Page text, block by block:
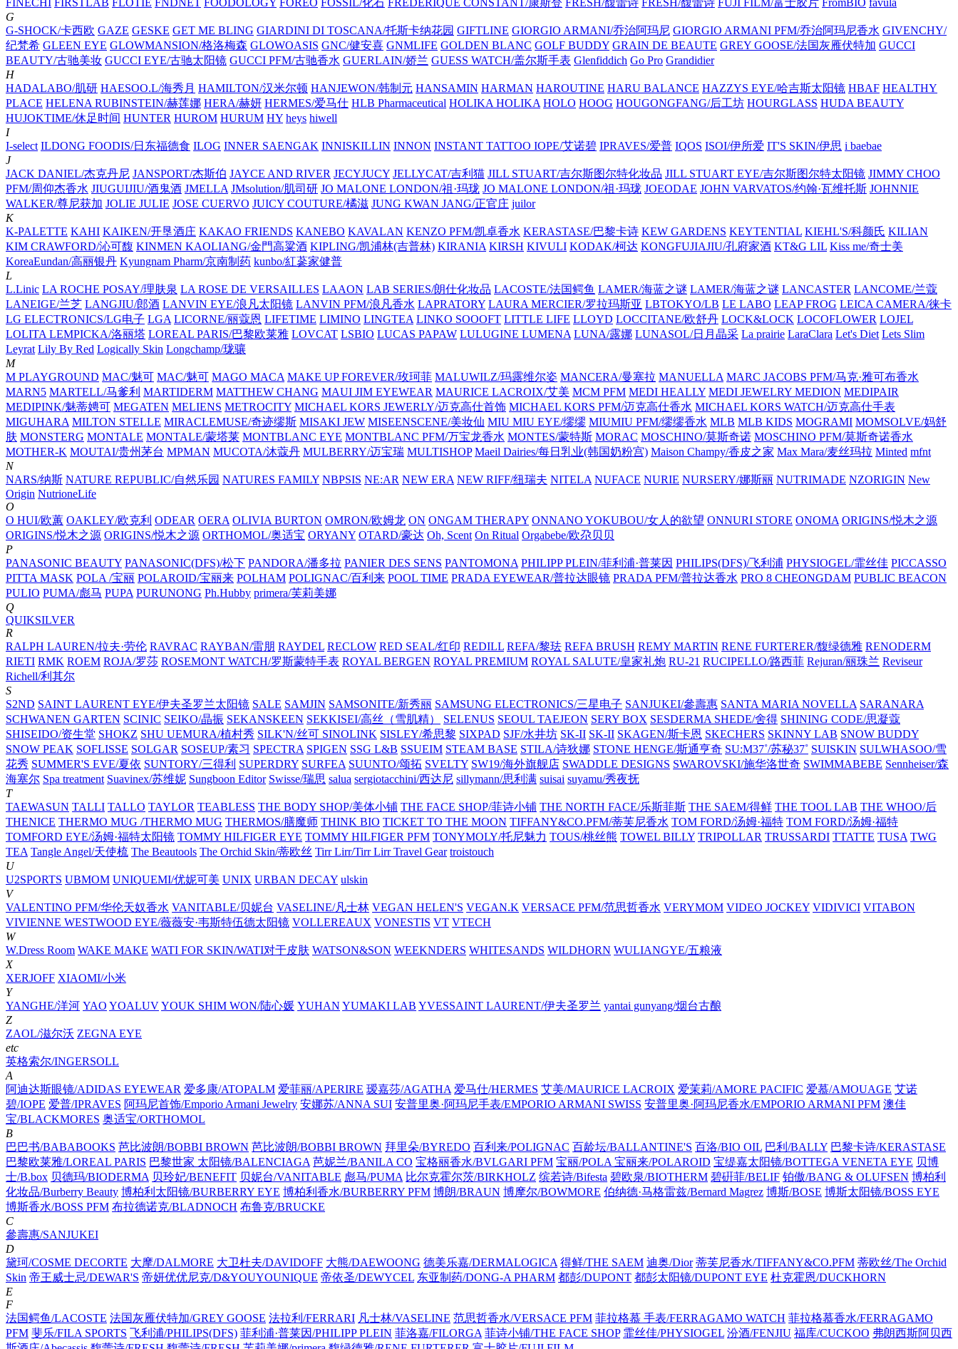
FINECHI FIRSTLAB FLOTIE FNDNET FOODOLOGY FOREO FOSSIL/化石 FREDERIQUE CONSTANT/康斯登 FRESH/馥蕾诗 FRESH/馥蕾诗 FUJI FILM/富士胶片 FromBIO favula
G
G-SHOCK/卡西欧 GAZE GESKE GET ME BLING GIARDINI DI TOSCANA/托斯卡纳花园 GIFTLINE GIORGIO ARMANI/乔治阿玛尼 GIORGIO ARMANI PFM/乔治阿玛尼香水 GIVENCHY/
纪梵希 GLEEN EYE GLOWMANSION/格洛梅森 GLOWOASIS GNC/健安喜 GNMLIFE GOLDEN BLANC GOLF BUDDY GRAIN DE BEAUTE GREY GOOSE/法国灰雁伏特加 GUCCI
BEAUTY/古驰美妆 GUCCI EYE/古驰太阳镜 GUCCI PFM/古驰香水 GUERLAIN/娇兰 GUESS WATCH/盖尔斯手表 Glenfiddich Go Pro Grandidier
H
HADALABO/肌研 HAESOO.L/海秀月 HAMILTON/汉米尔顿 HANJEWON/韩制元 HANSAMIN HARMAN HAROUTINE HARU BALANCE HAZZYS EYE/哈吉斯太阳镜 HBAF HEALTHY
PLACE HELENA RUBINSTEIN/赫莲娜 HERA/赫妍 HERMES/爱马仕 HLB Pharmaceutical HOLIKA HOLIKA HOLO HOOG HOUGONGFANG/后工坊 HOURGLASS HUDA BEAUTY
HUJOKTIME/休足时间 HUNTER HUROM HURUM HY heys hiwell
I
I-select ILDONG FOODIS/日东福德食 ILOG INNER SAENGAK INNISKILLIN INNON INSTANT TATTOO IOPE/艾诺碧 IPRAVES/爱普 IQOS ISOI/伊所爱 IT'S SKIN/伊思 i baebae
J
JACK DANIEL/杰克丹尼 JANSPORT/杰斯伯 JAYCE AND RIVER JECYJUCY JELLYCAT/吉利猫 JILL STUART/吉尔斯图尔特化妆品 JILL STUART EYE/吉尔斯图尔特太阳镜 JIMMY CHOO
PFM/周仰杰香水 JIUGUIJIU/酒鬼酒 JMELLA JMsolution/肌司研 JO MALONE LONDON/祖·玛珑 JO MALONE LONDON/祖·玛珑 JOEODAE JOHN VARVATOS/约翰·瓦维托斯 JOHNNIE
WALKER/尊尼获加 JOLIE JULIE JOSE CUERVO JUICY COUTURE/橘滋 JUNG KWAN JANG/正官庄 juilor
K
K-PALETTE KAHI KAIKEN/开垦酒庄 KAKAO FRIENDS KANEBO KAVALAN KENZO PFM/凯卓香水 KERASTASE/巴黎卡诗 KEW GARDENS KEYTENTIAL KIEHL'S/科颜氏 KILIAN
KIM CRAWFORD/沁可馥 KINMEN KAOLIANG/金門高粱酒 KIPLING/凯浦林(吉普林) KIRANIA KIRSH KIVULI KODAK/柯达 KONGFUJIAJIU/孔府家酒 KT&G LIL Kiss me/奇士美
KoreaEundan/高丽银丹 Kyungnam Pharm/京南制药 kunbo/紅蔘家健普
L
L.Linic LA ROCHE POSAY/理肤泉 LA ROSE DE VERSAILLES LAAON LAB SERIES/朗仕化妆品 LACOSTE/法国鳄鱼 LAMER/海蓝之谜 LAMER/海蓝之谜 LANCASTER LANCOME/兰蔻
LANEIGE/兰芝 LANGJIU/郎酒 LANVIN EYE/浪凡太阳镜 LANVIN PFM/浪凡香水 LAPRATORY LAURA MERCIER/罗拉玛斯亚 LBTOKYO/LB LE LABO LEAP FROG LEICA CAMERA/徕卡
LG ELECTRONICS/LG电子 LGA LICORNE/丽蔻恩 LIFETIME LIMINO LINGTEA LINKO SOOOFT LITTLE LIFE LLOYD LOCCITANE/欧舒丹 LOCK&LOCK LOCOFLOWER LOJEL
LOLITA LEMPICKA/洛丽塔 LOREAL PARIS/巴黎欧莱雅 LOVCAT LSBIO LUCAS PAPAW LULUGINE LUMENA LUNA/露娜 LUNASOL/日月晶采 La prairie LaraClara Let's Diet Lets Slim
Leyrat Lily By Red Logically Skin Longchamp/珑骧
M
M PLAYGROUND MAC/魅可 MAC/魅可 MAGO MACA MAKE UP FOREVER/玫珂菲 MALUWILZ/玛露维尔姿 MANCERA/曼塞拉 MANUELLA MARC JACOBS PFM/马克·雅可布香水
MARN5 MARTELL/马爹利 MARTIDERM MATTHEW CHANG MAUI JIM EYEWEAR MAURICE LACROIX/艾美 MCM PFM MEDI HEALLY MEDI JEWELRY MEDION MEDIPAIR
MEDIPINK/魅蒂娉可 MEGATEN MELIENS METROCITY MICHAEL KORS JEWERLY/迈克高仕首饰 MICHAEL KORS PFM/迈克高仕香水 MICHAEL KORS WATCH/迈克高仕手表
MIGUHARA MILTON STELLE MIRACLEMUSE/奇迹缪斯 MISAKI JEW MISEENSCENE/美妆仙 MIU MIU EYE/缪缪 MIUMIU PFM/缪缪香水 MLB MLB KIDS MOGRAMI MOMSOLVE/妈舒
肤 MONSTERG MONTALE MONTALE/蒙塔莱 MONTBLANC EYE MONTBLANC PFM/万宝龙香水 MONTES/蒙特斯 MORAC MOSCHINO/莫斯奇诺 MOSCHINO PFM/莫斯奇诺香水
MOTHER-K MOUTAI/贵州茅台 MPMAN MUCOTA/沐蔻丹 MULBERRY/迈宝瑞 MULTISHOP Maeil Dairies/每日乳业(韩国奶粉宫) Maison Champy/香皮之家 Max Mara/麦丝玛拉 Minted mfnt
N
NARS/纳斯 NATURE REPUBLIC/自然乐园 NATURES FAMILY NBPSIS NE:AR NEW ERA NEW RIFF/纽瑞夫 NITELA NUFACE NURIE NURSERY/娜斯丽 NUTRIMADE NZORIGIN New
Origin NutrioneLife
O
O HUI/欧蕙 OAKLEY/欧克利 ODEAR OERA OLIVIA BURTON OMRON/欧姆龙 ON ONGAM THERAPY ONNANO YOKUBOU/女人的欲望 ONNURI STORE ONOMA ORIGINS/悦木之源
ORIGINS/悦木之源 ORIGINS/悦木之源 ORTHOMOL/奥适宝 ORYANY OTARD/豪达 Oh, Scent On Ritual Orgabebe/欧尕贝贝
P
PANASONIC BEAUTY PANASONIC(DFS)/松下 PANDORA/潘多拉 PANIER DES SENS PANTOMONA PHILIPP PLEIN/菲利浦·普莱因 PHILIPS(DFS)/飞利浦 PHYSIOGEL/霏丝佳 PICCASSO
PITTA MASK POLA /宝丽 POLAROID/宝丽来 POLHAM POLIGNAC/百利来 POOL TIME PRADA EYEWEAR/普拉达眼镜 PRADA PFM/普拉达香水 PRO 8 CHEONGDAM PUBLIC BEACON
PULIO PUMA/彪马 PUPA PURUNONG Ph.Hubby primera/芙莉美娜
Q
QUIKSILVER
R
RALPH LAUREN/拉夫·劳伦 RAVRAC RAYBAN/雷朋 RAYDEL RECLOW RED SEAL/红印 REDILL REFA/黎珐 REFA BRUSH REMY MARTIN RENE FURTERER/馥绿德雅 RENODERM
RIETI RMK ROEM ROJA/罗莎 ROSEMONT WATCH/罗斯蒙特手表 ROYAL BERGEN ROYAL PREMIUM ROYAL SALUTE/皇家礼炮 RU-21 RUCIPELLO/路西菲 Rejuran/丽珠兰 Reviseur
Richell/利其尔
S
S2ND SAINT LAURENT EYE/伊夫圣罗兰太阳镜 SALE SAMJIN SAMSONITE/新秀丽 SAMSUNG ELECTRONICS/三星电子 SANJUKEI/參壽惠 SANTA MARIA NOVELLA SARANARA
SCHWANEN GARTEN SCINIC SEIKO/晶振 SEKANSKEEN SEKKISEI/高丝（雪肌精） SELENUS SEOUL TAEJEON SERY BOX SESDERMA SHEDE/舍得 SHINING CODE/思凝蔻
SHISEIDO/资生堂 SHOKZ SHU UEMURA/植村秀 SILK'N/丝可 SINOLINK SISLEY/希思黎 SIXPAD SJF/水井坊 SK-II SK-II SKAGEN/斯卡恩 SKECHERS SKINNY LAB SNOW BUDDY
SNOW PEAK SOFLISSE SOLGAR SOSEUP/素习 SPECTRA SPIGEN SSG L&B SSUEIM STEAM BASE STILA/诗狄娜 STONE HENGE/斯通亨奇 SU:M37˚/苏秘37˚ SUISKIN SULWHASOO/雪
花秀 SUMMER'S EVE/夏依 SUNTORY/三得利 SUPERDRY SURFEA SUUNTO/颂拓 SVELTY SW19/海外旗舰店 SWADDLE DESIGNS SWAROVSKI/施华洛世奇 SWIMMABEBE Sennheiser/森
海塞尔 Spa treatment Suavinex/苏维妮 Sungboon Editor Swisse/瑞思 salua sergiotacchini/西达尼 sillymann/思利满 suisai suyamu/秀夜抚
T
TAEWASUN TALLI TALLO TAYLOR TEABLESS THE BODY SHOP/美体小铺 THE FACE SHOP/菲诗小铺 THE NORTH FACE/乐斯菲斯 THE SAEM/得鲜 THE TOOL LAB THE WHOO/后
THENICE THERMO MUG /THERMO MUG THERMOS/膳魔师 THINK BIO TICKET TO THE MOON TIFFANY&CO.PFM/蒂芙尼香水 TOM FORD/汤姆·福特 TOM FORD/汤姆·福特
TOMFORD EYE/汤姆·福特太阳镜 TOMMY HILFIGER EYE TOMMY HILFIGER PFM TONYMOLY/托尼魅力 TOUS/桃丝熊 TOWEL BILLY TRIPOLLAR TRUSSARDI TTATTE TUSA TWG
TEA Tangle Angel/天使梳 The Beautools The Orchid Skin/蒂欧丝 Tirr Lirr/Tirr LirrTravel Gear troistouch
U
U2SPORTS UBMOM UNIQUEMI/优妮可美 UNIX URBAN DECAY ulskin
V
VALENTINO PFM/华伦天奴香水 VANITABLE/贝妮台 VASELINE/凡士林 VEGAN HELEN'S VEGAN.K VERSACE PFM/范思哲香水 VERYMOM VIDEO JOCKEY VIDIVICI VITABON
VIVIENNE WESTWOOD EYE/薇薇安·韦斯特伍德太阳镜 VOLLEREAUX VONESTIS VT VTECH
W
W.Dress Room WAKE MAKE WATI FOR SKIN/WATI对于皮肤 WATSON&SON WEEKNDERS WHITESANDS WILDHORN WULIANGYE/五粮液
X
XERJOFF XIAOMI/小米
Y
YANGHE/洋河 YAO YOALUVYOUK SHIM WON/陆心媛 YUHAN YUMAKI LAB YVESSAINT LAURENT/伊夫圣罗兰 yantai gunyang/烟台古酿
Z
ZAOL/滋尔沃 ZEGNA EYE
etc
英格索尔/INGERSOLL
A
阿迪达斯眼镜/ADIDAS EYEWEAR 爱多康/ATOPALM 爱菲丽/APERIRE 瑷嘉莎/AGATHA 爱马仕/HERMES 艾美/MAURICE LACROIX 爱茉莉/AMORE PACIFIC 爱慕/AMOUAGE 艾诺
碧/IOPE 爱普/IPRAVES 阿玛尼首饰/Emporio Armani Jewelry 安娜苏/ANNA SUI 安普里奥·阿玛尼手表/EMPORIO ARMANI SWISS 安普里奥·阿玛尼香水/EMPORIO ARMANI PFM 澳佳
宝/BLACKMORES 奥适宝/ORTHOMOL
B
巴巴书/BABABOOKS 芭比波朗/BOBBI BROWN 芭比波朗/BOBBI BROWN 拜里朵/BYREDO 百利来/POLIGNAC 百龄坛/BALLANTINE'S 百洛/BIO OIL 巴利/BALLY 巴黎卡诗/KERASTASE
巴黎欧莱雅/LOREAL PARIS 巴黎世家 太阳镜/BALENCIAGA 芭妮兰/BANILA CO 宝格丽香水/BVLGARI PFM 宝丽/POLA 宝丽来/POLAROID 宝缇嘉太阳镜/BOTTEGA VENETA EYE 贝博
士/B.box 贝德玛/BIODERMA 贝玲妃/BENEFIT 贝妮台/VANITABLE 彪马/PUMA 比尔克霍尔茨/BIRKHOLZ 缤若诗/Bifesta 碧欧泉/BIOTHERM 碧硏菲/BELIF 铂傲/BANG & OLUFSEN 博柏利
化妆品/Burberry Beauty 博柏利太阳镜/BURBERRY EYE 博柏利香水/BURBERRY PFM 博朗/BRAUN 博摩尔/BOWMORE 伯纳德·马格雷兹/Bernard Magrez 博斯/BOSE 博斯太阳镜/BOSS EYE
博斯香水/BOSS PFM 布拉德诺克/BLADNOCH 布鲁克/BRUCKE
C
參壽惠/SANJUKEI
D
黛珂/COSME DECORTE 大摩/DALMORE 大卫杜夫/DAVIDOFF 大熊/DAEWOONG 德美乐嘉/DERMALOGICA 得鲜/THE SAEM 迪奥/Dior 蒂芙尼香水/TIFFANY&CO.PFM 蒂欧丝/The Orchid
Skin 帝王威士忌/DEWAR'S 帝妍优优尼克/D&YOUYOUNIQUE 帝依圣/DEWYCEL 东亚制药/DONG-A PHARM 都彭/DUPONT 都彭太阳镜/DUPONT EYE 杜克霍恩/DUCKHORN
E
F
法国鳄鱼/LACOSTE 法国灰雁伏特加/GREY GOOSE 法拉利/FERRARI 凡士林/VASELINE 范思哲香水/VERSACE PFM 菲拉格慕 手表/FERRAGAMO WATCH 菲拉格慕香水/FERRAGAMO
PFM 斐乐/FILA SPORTS 飞利浦/PHILIPS(DFS) 菲利浦·普莱因/PHILIPP PLEIN 菲洛嘉/FILORGA 菲诗小铺/THE FACE SHOP 霏丝佳/PHYSIOGEL 汾酒/FENJIU 福库/CUCKOO 弗朗西斯阿贝西